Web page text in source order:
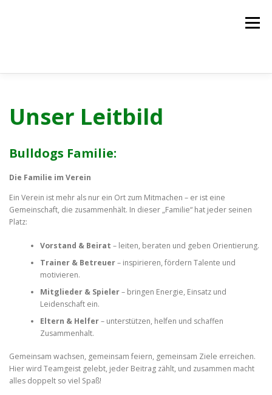
Menü
Unser Leitbild
Bulldogs Familie:
Die Familie im Verein
Ein Verein ist mehr als nur ein Ort zum Mitmachen – er ist eine
Gemeinschaft, die zusammenhält. In dieser „Familie“ hat jeder seinen
Platz:
Vorstand & Beirat – leiten, beraten und geben Orientierung.
Trainer & Betreuer– inspirieren, fördern Talente und
motivieren.
Mitglieder & Spieler– bringen Energie, Einsatz und
Leidenschaft ein.
Eltern & Helfer– unterstützen, helfen und schaffen
Zusammenhalt.
Gemeinsam wachsen, gemeinsam feiern, gemeinsam Ziele erreichen.
Hier wird Teamgeist gelebt, jeder Beitrag zählt, und zusammen macht
alles doppelt so viel Spaß!